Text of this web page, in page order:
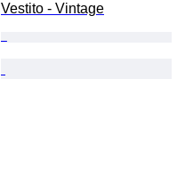
Vestito - Vintage